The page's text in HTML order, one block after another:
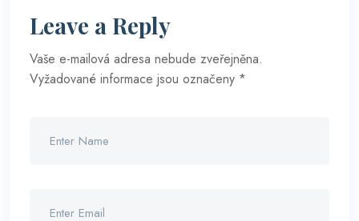
Leave a Reply
Vaše e-mailová adresa nebude zveřejněna.
Vyžadované informace jsou označeny *